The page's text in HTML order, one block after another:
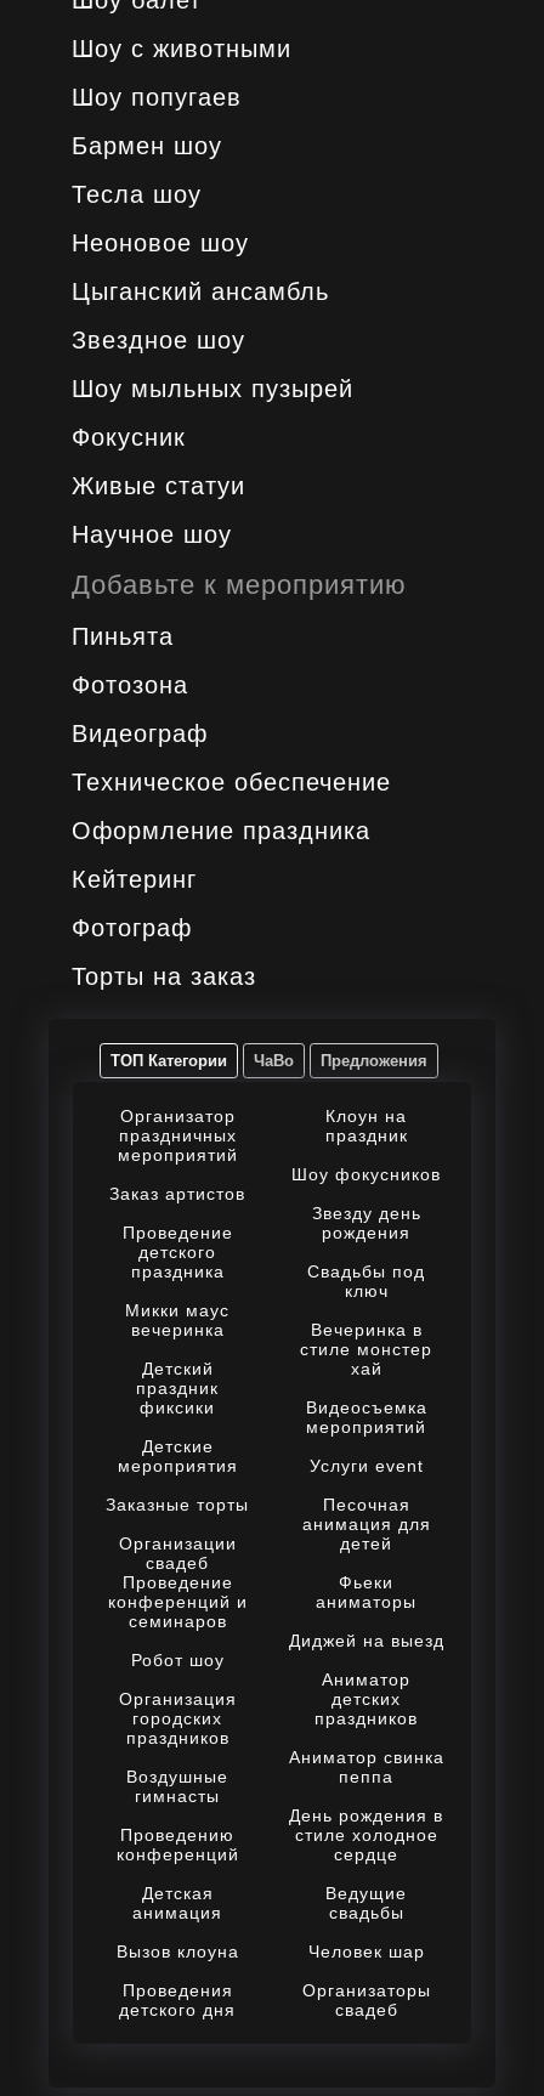
Шоу с животными
Шоу попугаев
Бармен шоу
Тесла шоу
Неоновое шоу
Цыганский ансамбль
Звездное шоу
Шоу мыльных пузырей
Фокусник
Живые статуи
Научное шоу
Добавьте к мероприятию
Пиньята
Фотозона
Видеограф
Техническое обеспечение
Оформление праздника
Кейтеринг
Фотограф
Торты на заказ
ТОП Категории ЧаВо Предложения
Организатор
праздничных
мероприятий
Заказ артистов
Проведение
детского
праздника
Микки маус
вечеринка
Детский
праздник
фиксики
Детские
мероприятия
Заказные торты
Организации
свадеб
Клоун на
праздник
Шоу фокусников
Звезду день
рождения
Свадьбы под
ключ
Вечеринка в
стиле монстер
хай
Видеосъемка
мероприятий
Услуги event
Песочная
анимация для
детей
Проведение
конференций и
семинаров
Робот шоу
Организация
городских
праздников
Воздушные
гимнасты
Проведению
конференций
Детская
анимация
Вызов клоуна
Проведения
детского дня
Фьеки
аниматоры
Диджей на выезд
Аниматор
детских
праздников
Аниматор свинка
пеппа
День рождения в
стиле холодное
сердце
Ведущие
свадьбы
Человек шар
Организаторы
свадеб